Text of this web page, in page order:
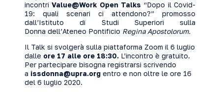
incontriValue@Work Open Talks “Dopo il Covid-
19: quali scenari ci attendono?” promosso
dall’Istituto di Studi Superiori sulla
Donna dell’Ateneo Pontificio Regina Apostolorum.
Il Talk si svolgerà sulla piattaforma Zoom il 6 luglio
dalle ore 17 alle ore 18:30. L’incontro è gratuito.
Per partecipare bisogna registrarsi scrivendo
a issdonna@upra.org entro e non oltre le ore 16
del 6 luglio 2020.